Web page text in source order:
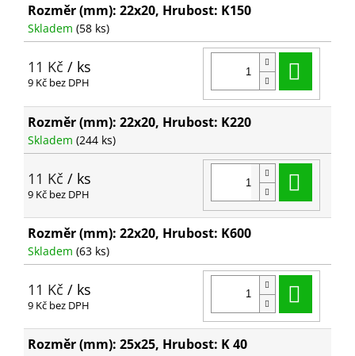
Rozměr (mm): 22x20, Hrubost: K150
Skladem (58 ks)
11 Kč / ks
9 Kč bez DPH
Rozměr (mm): 22x20, Hrubost: K220
Skladem (244 ks)
11 Kč / ks
9 Kč bez DPH
Rozměr (mm): 22x20, Hrubost: K600
Skladem (63 ks)
11 Kč / ks
9 Kč bez DPH
Rozměr (mm): 25x25, Hrubost: K 40